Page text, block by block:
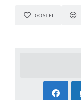
GOSTEI